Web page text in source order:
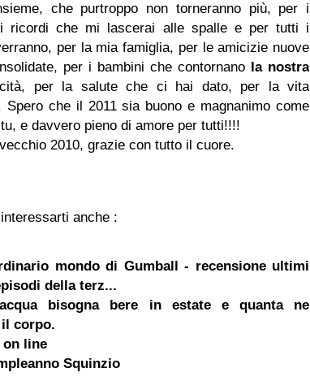
che purtroppo non torneranno più, per i
ricordi che mi lascerai alle spalle e per tutti i
per la mia famiglia, per le amicizie nuove
per i bambini che contornano la nostra
per la salute che ci hai dato, per la vita
Spero che il 2011 sia buono e magnanimo come
e davvero pieno di amore per tutti!!!!
2010, grazie con tutto il cuore.
anche :
mondo di Gumball - recensione ultimi
della terz...
bisogna bere in estate e quanta ne
corpo.
on line
Squinzio